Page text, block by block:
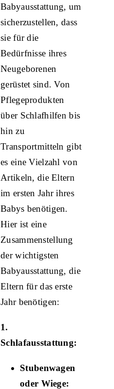
Babyausstattung, um
sicherzustellen, dass
sie für die
Bedürfnisse ihres
Neugeborenen
gerüstet sind. Von
Pflegeprodukten
über Schlafhilfen bis
hin zu
Transportmitteln gibt
es eine Vielzahl von
Artikeln, die Eltern
im ersten Jahr ihres
Babys benötigen.
Hier ist eine
Zusammenstellung
der wichtigsten
Babyausstattung, die
Eltern für das erste
Jahr benötigen:
1.
Schlafausstattung:
Stubenwagen
oder Wiege: